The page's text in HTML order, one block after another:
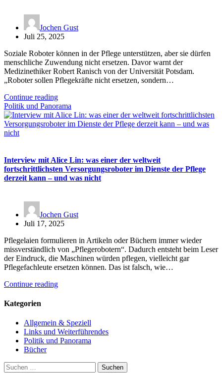
Jochen Gust
Juli 25, 2025
Soziale Roboter können in der Pflege unterstützen, aber sie dürfen
menschliche Zuwendung nicht ersetzen. Davor warnt der
Medizinethiker Robert Ranisch von der Universität Potsdam.
„Roboter sollen Pflegekräfte nicht ersetzen, sondern…
Continue reading
Politik und Panorama
Interview mit Alice Lin: was einer der weltweit
fortschrittlichsten Versorgungsroboter im Dienste der Pflege
derzeit kann – und was nicht
Jochen Gust
Juli 17, 2025
Pflegelaien formulieren in Artikeln oder Büchern immer wieder
missverständlich von „Pflegerobotern“. Dadurch entsteht beim Leser
der Eindruck, die Maschinen würden pflegen, vielleicht gar
Pflegefachleute ersetzen können. Das ist falsch, wie…
Continue reading
Kategorien
Allgemein & Speziell
Links und Weiterführendes
Politik und Panorama
Bücher
Suchen
nach: